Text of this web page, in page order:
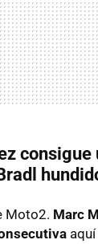
consigue
Moto2. Marc